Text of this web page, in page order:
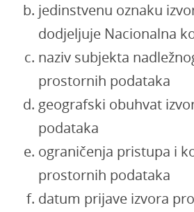
jedinstvenu oznaku
dodjeljuje Nacionalna
naziv subjekta
prostornih podataka
geografski obuhvat
podataka
ograničenja pristupa i
prostornih podataka
datum prijave izvora